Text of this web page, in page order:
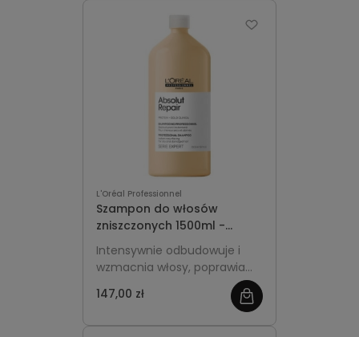
L'Oréal Professionnel
Szampon do włosów
zniszczonych 1500ml -
L'Oréal Professionnel
Absolut Repair
Intensywnie odbudowuje i
wzmacnia włosy, poprawia
ich kondycję i nadaje zdrowy
wygląd. Profesjonalna, duża
147,00 zł